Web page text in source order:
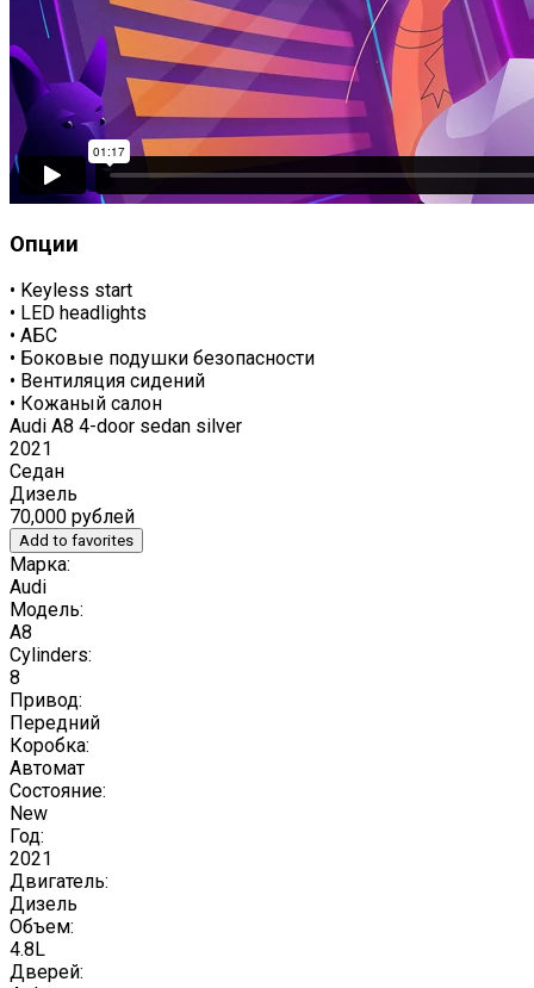
Опции
• Keyless start
• LED headlights
• АБС
• Боковые подушки безопасности
• Вентиляция сидений
• Кожаный салон
Audi A8 4-door sedan silver
2021
Седан
Дизель
70,000 рублей
Add to favorites
Марка:
Audi
Модель:
A8
Cylinders:
8
Привод:
Передний
Коробка:
Автомат
Состояние:
New
Год:
2021
Двигатель:
Дизель
Объем:
4.8L
Дверей: